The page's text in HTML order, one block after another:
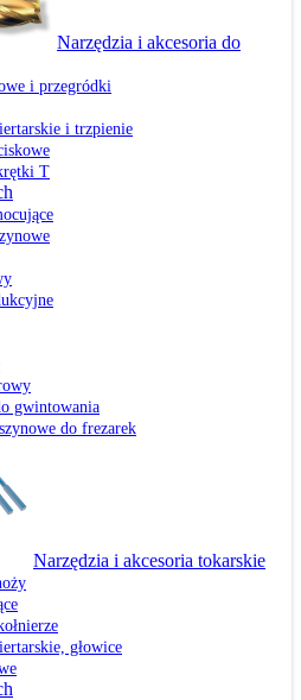
Narzędzia i akcesoria do
i przegródki
i trzpienie
T
gwintowania
do frezarek
Narzędzia i akcesoria tokarskie
głowice